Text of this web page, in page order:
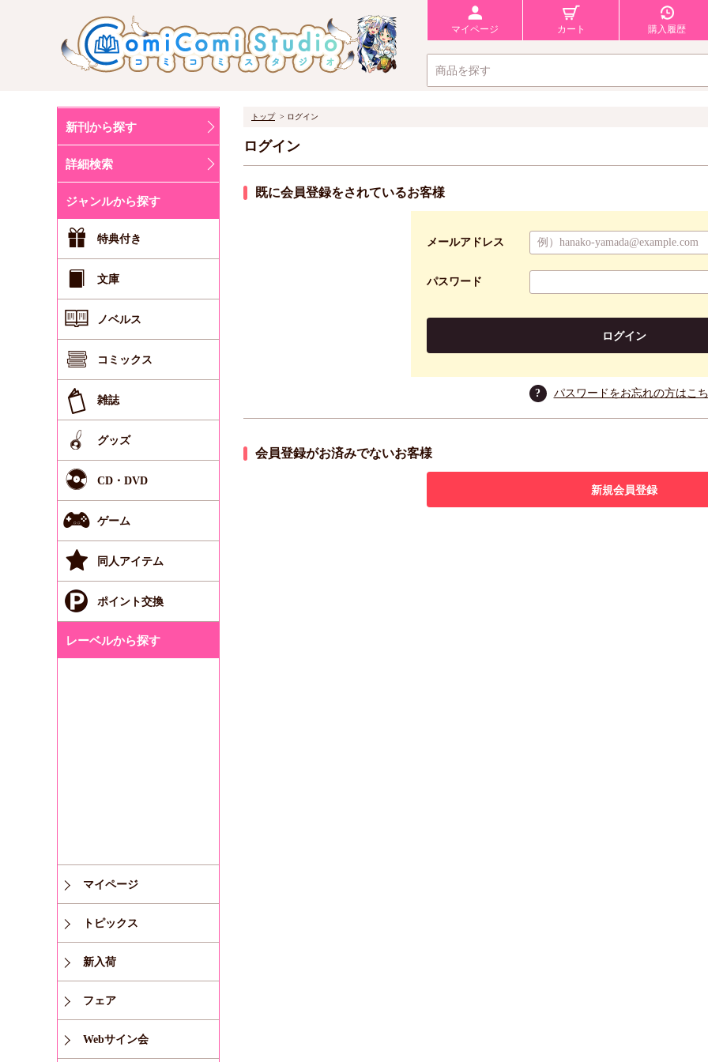
マイページ カート 購入履歴
新刊から探す
詳細検索
ジャンルから探す
特典付き
文庫
ノベルス
コミックス
雑誌
グッズ
CD・DVD
ゲーム
同人アイテム
ポイント交換
レーベルから探す
マイページ
トピックス
新入荷
フェア
Webサイン会
トップ ログイン
ログイン
既に会員登録をされているお客様
メールアドレス
パスワード
ログイン
? パスワードをお忘れの方はこ
会員登録がお済みでないお客様
新規会員登録